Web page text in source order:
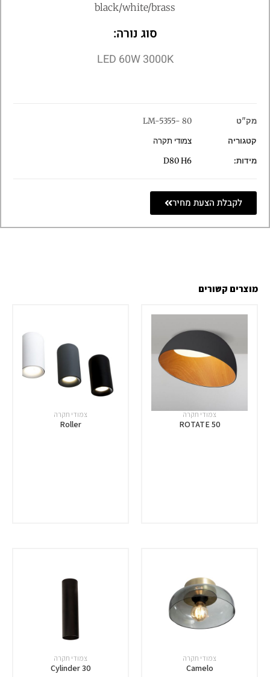
black/white/brass
סוג נורה:
LED 60W 3000K
מק"ט
LM-5355- 80
קטגוריה
צמודי תקרה
מידות:
D80 H6
לקבלת הצעת מחיר
מוצרים קשורים
צמודי תקרה
ROTATE 50
צמודי תקרה
Roller
צמודי תקרה
Camelo
צמודי תקרה
Cylinder 30